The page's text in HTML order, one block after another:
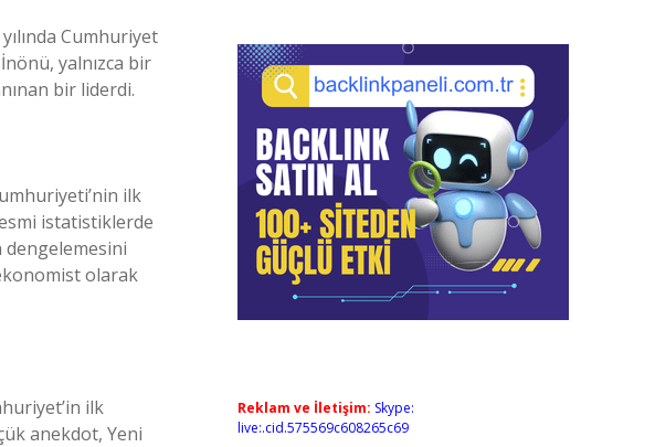
Cumhuriyet
yalnızca bir
bir liderdi.
ilk
istatistiklerde
dengelemesini
olarak
ilk
anekdot, Yeni
Reklam ve İletişim: Skype:
live:.cid.575569c608265c69